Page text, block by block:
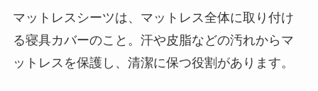
マットレスシーツは、マットレス全体に取り付け
る寝具カバーのこと。汗や皮脂などの汚れからマ
ットレスを保護し、清潔に保つ役割があります。